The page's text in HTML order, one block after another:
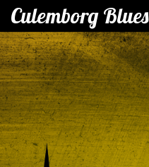
Skip
to
content
Culemborg Blues